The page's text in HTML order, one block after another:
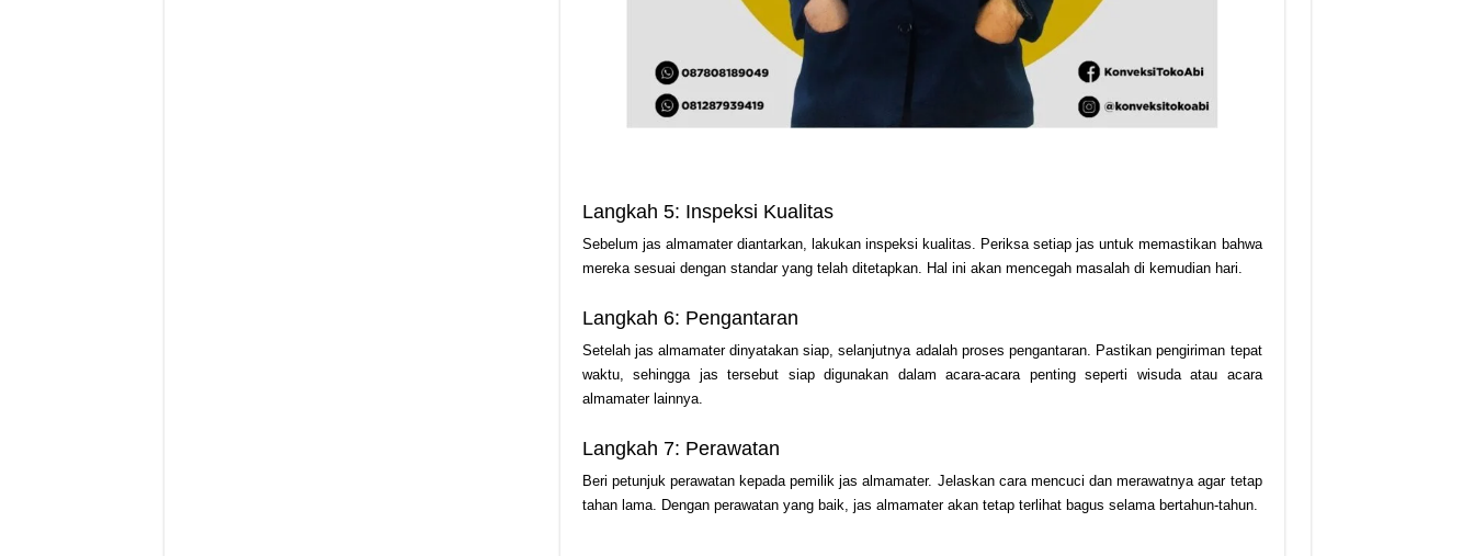
Langkah 5: Inspeksi Kualitas
Sebelum jas almamater diantarkan, lakukan inspeksi kualitas. Periksa setiap jas untuk memastikan bahwa
mereka sesuai dengan standar yang telah ditetapkan. Hal ini akan mencegah masalah di kemudian hari.
Langkah 6: Pengantaran
Setelah jas almamater dinyatakan siap, selanjutnya adalah proses pengantaran. Pastikan pengiriman tepat
waktu, sehingga jas tersebut siap digunakan dalam acara-acara penting seperti wisuda atau acara
almamater lainnya.
Langkah 7: Perawatan
Beri petunjuk perawatan kepada pemilik jas almamater. Jelaskan cara mencuci dan merawatnya agar tetap
tahan lama. Dengan perawatan yang baik, jas almamater akan tetap terlihat bagus selama bertahun-tahun.